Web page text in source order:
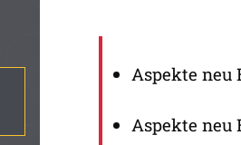
Aspekte neu
Aspekte neu